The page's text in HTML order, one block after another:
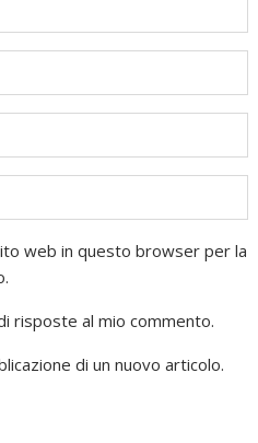
web in questo browser per la
risposte al mio commento.
di un nuovo articolo.